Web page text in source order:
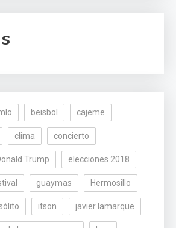
beisbol cajeme
clima concierto
Trump elecciones 2018
guaymas Hermosillo
itson javier lamarque